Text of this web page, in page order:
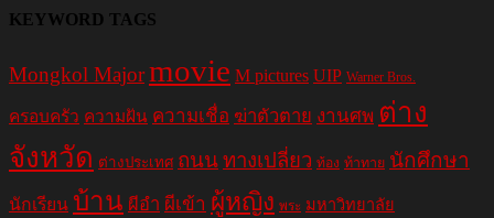
KEYWORD TAGS
Mongkol Majormovie M pictures UIP Warner Bros.
ครอบครัว ความฝัน ความเชื่อ ฆ่าตัวตาย งานศพ ต่าง
จังหวัด ต่างประเทศ ถนนทางเปลี่ยว ท้อง ท้าทาย นักศึกษา
นักเรียน บ้าน ผีอำ ผีเข้า ผู้หญิง พระ มหาวิทยาลัย